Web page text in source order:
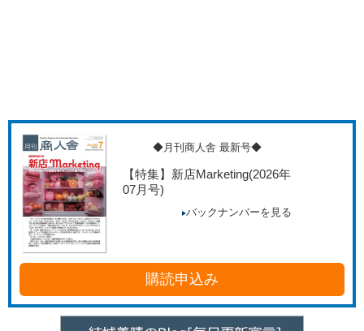
◆月刊商人舎 最新号◆
【特集】新店Marketing(2026年
07月号)
バックナンバーを見る
購読申込み